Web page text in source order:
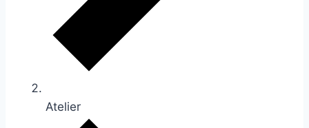
Atelier